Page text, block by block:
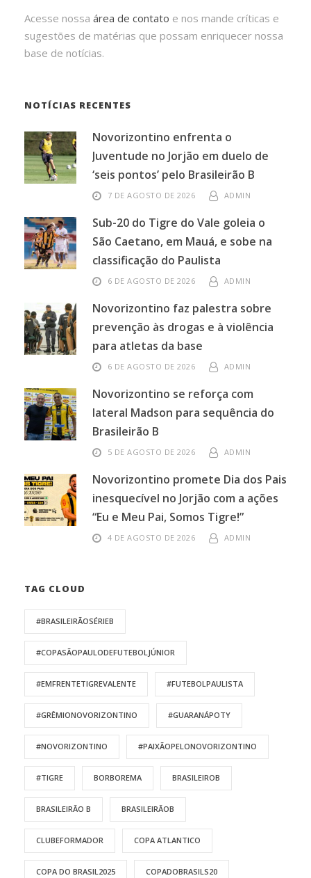
Acesse nossa área de contato e nos mande críticas e
sugestões de matérias que possam enriquecer nossa
base de notícias.
NOTÍCIAS RECENTES
Novorizontino enfrenta o
Juventude no Jorjão em duelo de
‘seis pontos’ pelo Brasileirão B
7 DE AGOSTO DE 2026 ADMIN
Sub-20 do Tigre do Vale goleia o
São Caetano, em Mauá, e sobe na
classificação do Paulista
6 DE AGOSTO DE 2026 ADMIN
Novorizontino faz palestra sobre
prevenção às drogas e à violência
para atletas da base
6 DE AGOSTO DE 2026 ADMIN
Novorizontino se reforça com
lateral Madson para sequência do
Brasileirão B
5 DE AGOSTO DE 2026 ADMIN
Novorizontino promete Dia dos Pais
inesquecível no Jorjão com a ações
“Eu e Meu Pai, Somos Tigre!”
4 DE AGOSTO DE 2026 ADMIN
TAG CLOUD
#BRASILEIRÃOSÉRIEB
#COPASÃOPAULODEFUTEBOLJÚNIOR
#EMFRENTETIGREVALENTE #FUTEBOLPAULISTA
#GRÊMIONOVORIZONTINO #GUARANÁPOTY
#NOVORIZONTINO #PAIXÃOPELONOVORIZONTINO
#TIGRE BORBOREMA BRASILEIROB
BRASILEIRÃO B BRASILEIRÃOB
CLUBEFORMADOR COPA ATLANTICO
COPA DO BRASIL2025 COPADOBRASILS20